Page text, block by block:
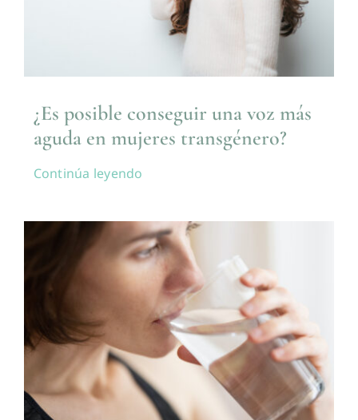
¿Es posible conseguir una voz más
aguda en mujeres transgénero?
Continúa leyendo